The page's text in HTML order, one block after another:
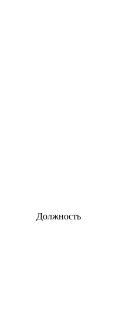
Должность